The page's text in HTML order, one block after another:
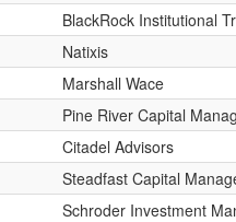
BlackRock Institutional
Natixis
Marshall Wace
Pine River Capital
Citadel Advisors
Steadfast Capital
Schroder Investment